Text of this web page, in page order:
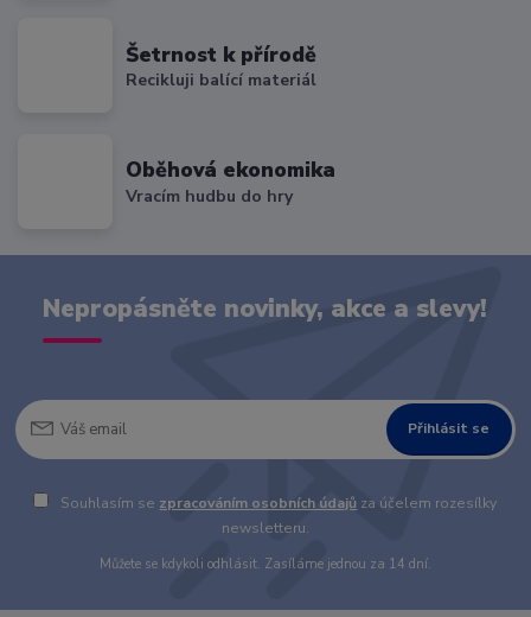
Šetrnost k přírodě
Recikluji balící materiál
Oběhová ekonomika
Vracím hudbu do hry
Nepropásněte novinky, akce a slevy!
Přihlásit se
Souhlasím se zpracováním osobních údajů za účelem rozesílky
newsletteru.
Můžete se kdykoli odhlásit. Zasíláme jednou za 14 dní.